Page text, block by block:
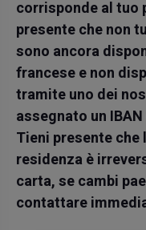
corrisponde al tuo
presente che non
sono ancora
francese e non
tramite uno dei
assegnato un
Tieni presente
residenza è
carta, se cambi
contattare